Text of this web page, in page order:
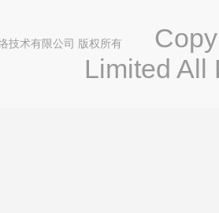
技术有限公司 版权所有
Limited All